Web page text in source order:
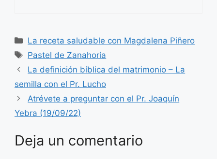
Categorías
La receta saludable con Magdalena Piñero
Etiquetas
Pastel de Zanahoria
La definición bíblica del matrimonio – La
semilla con el Pr. Lucho
Atrévete a preguntar con el Pr. Joaquín
Yebra (19/09/22)
Deja un comentario